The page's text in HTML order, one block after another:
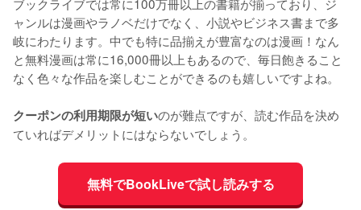
ャンルは漫画やラノベだけでなく、小説やビジネス書まで多
岐にわたります。中でも特に品揃えが豊富なのは漫画！なん
と無料漫画は常に16,000冊以上もあるので、毎日飽きること
なく色々な作品を楽しむことができるのも嬉しいですよね。
クーポンの利用期限が短いのが難点ですが、読む作品を決め
ていればデメリットにはならないでしょう。
無料でBookLiveで試し読みする